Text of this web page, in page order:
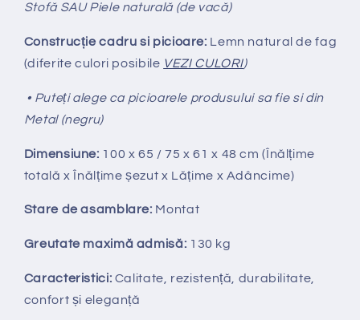
Stofă SAU Piele naturală (de vacă)
Construcție cadru si picioare: Lemn natural de fag
(diferite culori posibile VEZI CULORI)
• Puteți alege ca picioarele produsului sa fie si din
Metal (negru)
Dimensiune: 100 x 65 / 75 x 61 x 48 cm (Înălțime
totală x Înălțimeșezut x Lățime x Adâncime)
Stare de asamblare: Montat
Greutate maximă admisă: 130 kg
Caracteristici: Calitate, rezistență, durabilitate,
confort și eleganță